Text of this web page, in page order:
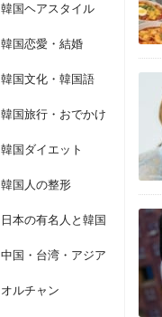
韓国ヘアスタイル
韓国恋愛・結婚
韓国文化・韓国語
韓国旅行・おでかけ
韓国ダイエット
韓国人の整形
日本の有名人と韓国
中国・台湾・アジア
オルチャン